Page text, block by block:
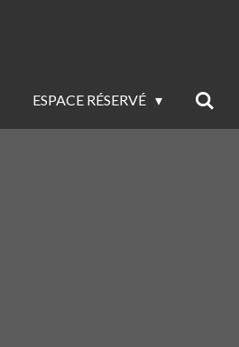
ESPACE RÉSERVÉ